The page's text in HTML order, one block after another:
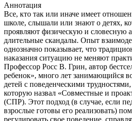
Аннотация
Все, кто так или иначе имеет
школе, слышали или знают о детях,
проявляют физическую и словесную
длительные скандалы. Опыт
однозначно показывает, что
наказания ситуацию не меняют
Профессор Росс В. Грин, автор
ребенок», много лет занимающийся
детей с поведенческими
которую назвал «Совместные и
(СПР). Этот подход (в случае, если
взрослые готовы его реализовать)
регулировать свое поведение,